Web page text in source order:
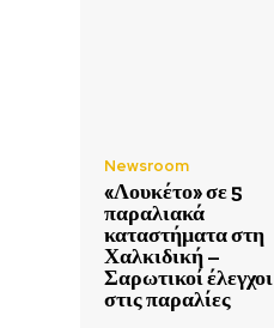
Newsroom
«Λουκέτο» σε 5
παραλιακά
καταστήματα στη
Χαλκιδική –
Σαρωτικοί έλεγχοι
στις παραλίες